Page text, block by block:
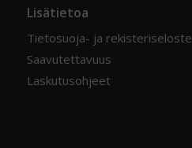
Lisätietoa
Tietosuoja- ja rekisteriseloste
Saavutettavuus
Laskutusohjeet